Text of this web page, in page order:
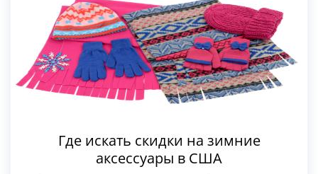
Где искать скидки на зимние
аксессуары в США